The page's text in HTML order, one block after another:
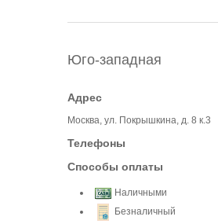
Юго-западная
Адрес
Москва, ул. Покрышкина, д. 8 к.3
Телефоны
Способы оплаты
Наличными
Безналичный